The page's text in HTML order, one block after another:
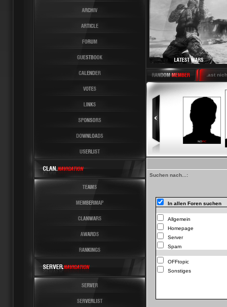
Latest News 6 Latest Last nicht
Suchen nach...:
In allen Foren suchen
Allgemein
Homepage
Server
Spam
OFFtopic
Sonstiges